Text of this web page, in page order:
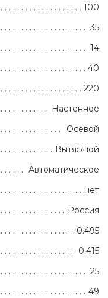
100
35
14
40
220
Настенное
Осевой
Вытяжной
Автоматическое
нет
Россия
0.495
0.415
25
49